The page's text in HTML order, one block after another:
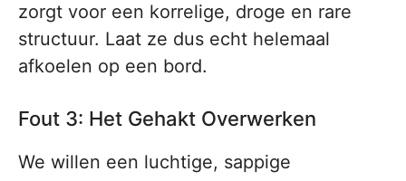
zorgt voor een korrelige, droge en rare
structuur. Laat ze dus echt helemaal
afkoelen op een bord.
Fout 3: Het Gehakt Overwerken
We willen een luchtige, sappige